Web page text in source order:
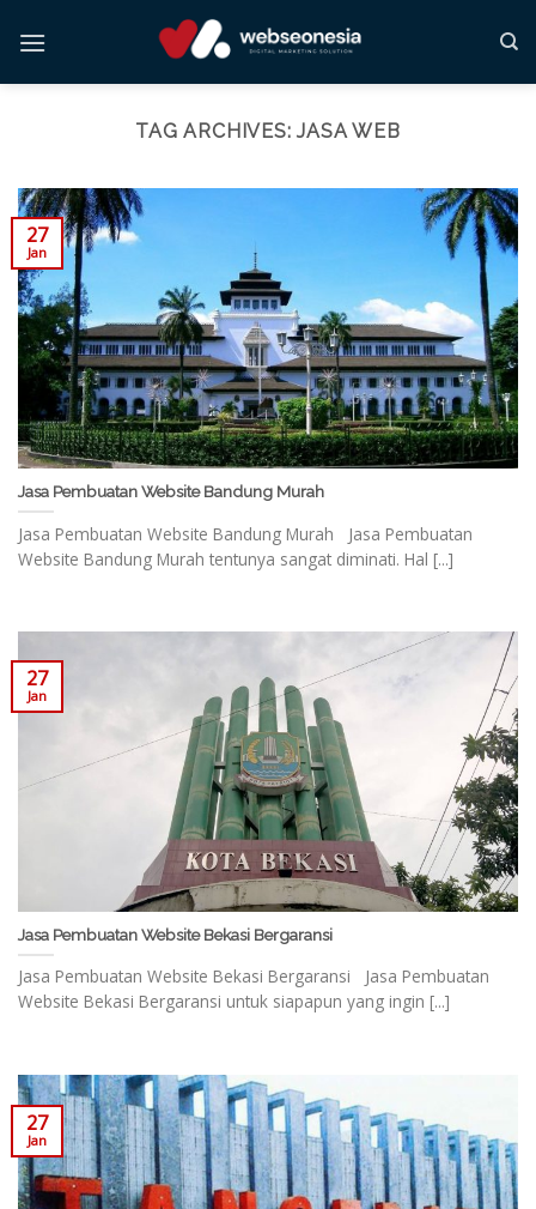
TAG ARCHIVES:JASA WEB
Jasa Pembuatan Website Bandung Murah
Jasa Pembuatan Website Bandung Murah Jasa Pembuatan
Website Bandung Murah tentunya sangat diminati. Hal [...]
27
Jan
Jasa Pembuatan Website Bekasi Bergaransi
Jasa Pembuatan Website Bekasi Bergaransi Jasa Pembuatan
Website Bekasi Bergaransi untuk siapapun yang ingin [...]
27
Jan
27
Jan